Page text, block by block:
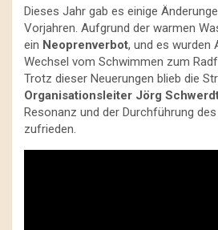
Dieses Jahr gab es einige
Vorjahren. Aufgrund der warmen
ein Neoprenverbot, und es wurden
Wechsel vom Schwimmen zum
Trotz dieser Neuerungen blieb die
Organisationsleiter Jörg
Resonanz und der Durchführung
zufrieden.